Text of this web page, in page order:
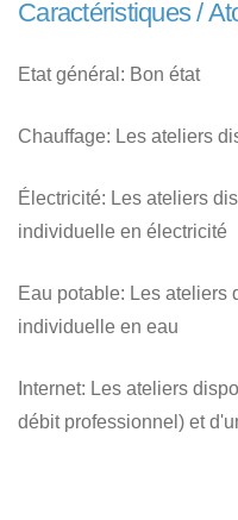
Caractéristiques /
Etat général: Bon état
Chauffage: Les ateliers
Électricité: Les ateliers
individuelle en électricité
Eau potable: Les ateliers
individuelle en eau
Internet: Les ateliers
débit professionnel) et